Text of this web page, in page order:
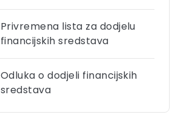
Privremena lista za dodjelu
financijskih sredstava
Odluka o dodjeli financijskih
sredstava